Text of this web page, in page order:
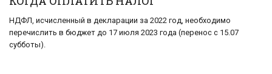
НДФЛ, исчисленный в декларации за 2022 год, необходимо
перечислить в бюджет до 17 июля 2023 года (перенос с 15.07
субботы).